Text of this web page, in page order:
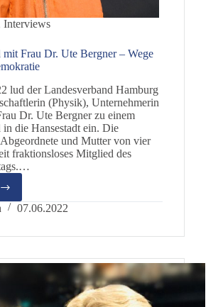
Interviews
mit Frau Dr. Ute Bergner – Wege
lud der Landesverband Hamburg
(Physik), Unternehmerin
Dr. Ute Bergner zu einem
in die Hansestadt ein. Die
und Mutter von vier
fraktionsloses Mitglied des
07.06.2022